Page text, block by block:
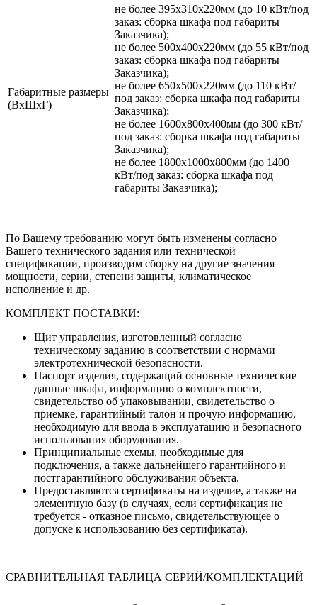
Габаритные размеры
(ВхШхГ)
не более 395х310х220мм (до 10 кВт/под
заказ: сборка шкафа под габариты
Заказчика);
не более 500х400х220мм (до 55 кВт/под
заказ: сборка шкафа под габариты
Заказчика);
не более 650х500х220мм (до 110 кВт/
под заказ: сборка шкафа под габариты
Заказчика);
не более 1600х800х400мм (до 300 кВт/
под заказ: сборка шкафа под габариты
Заказчика);
не более 1800х1000х800мм (до 1400
кВт/под заказ: сборка шкафа под
габариты Заказчика);
По Вашему требованию могут быть изменены согласно
Вашего технического задания или технической
спецификации, производим сборку на другие значения
мощности, серии, степени защиты, климатическое
исполнение и др.
КОМПЛЕКТ ПОСТАВКИ:
Щит управления, изготовленный согласно
техническому заданию в соответствии с нормами
электротехнической безопасности.
Паспорт изделия, содержащий основные технические
данные шкафа, информацию о комплектности,
свидетельство об упаковывании, свидетельство о
приемке, гарантийный талон и прочую информацию,
необходимую для ввода в эксплуатацию и безопасного
использования оборудования.
Принципиальные схемы, необходимые для
подключения, а также дальнейшего гарантийного и
постгарантийного обслуживания объекта.
Предоставляются сертификаты на изделие, а также на
элементную базу (в случаях, если сертификация не
требуется - отказное письмо, свидетельствующее о
допуске к использованию без сертификата).
СРАВНИТЕЛЬНАЯ ТАБЛИЦА СЕРИЙ/КОМПЛЕКТАЦИЙ